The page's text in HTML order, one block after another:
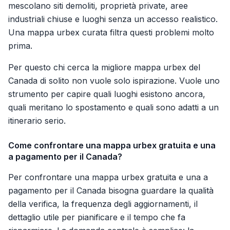
mescolano siti demoliti, proprietà private, aree
industriali chiuse e luoghi senza un accesso realistico.
Una mappa urbex curata filtra questi problemi molto
prima.
Per questo chi cerca la migliore mappa urbex del
Canada di solito non vuole solo ispirazione. Vuole uno
strumento per capire quali luoghi esistono ancora,
quali meritano lo spostamento e quali sono adatti a un
itinerario serio.
Come confrontare una mappa urbex gratuita e una
a pagamento per il Canada?
Per confrontare una mappa urbex gratuita e una a
pagamento per il Canada bisogna guardare la qualità
della verifica, la frequenza degli aggiornamenti, il
dettaglio utile per pianificare e il tempo che fa